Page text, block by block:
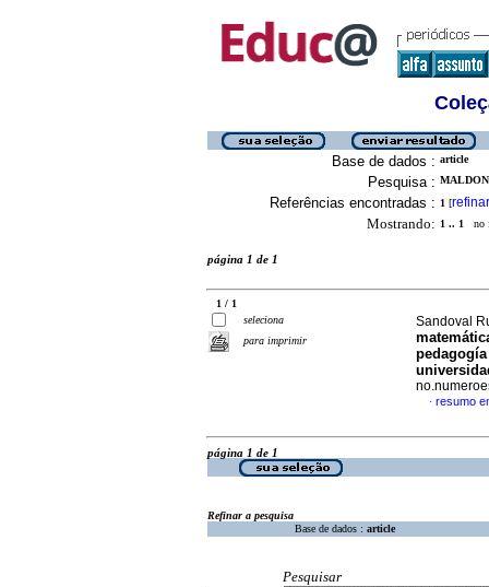
Base de dados : article
Pesquisa :
Referências encontradas : 1 [refinar
Mostrando: 1 .. 1 no
página 1 de 1
1 / 1
seleciona
para imprimir
Sandoval
· resumo
página 1 de 1
Refinar a pesquisa
Base de dados : article
Pesquisar